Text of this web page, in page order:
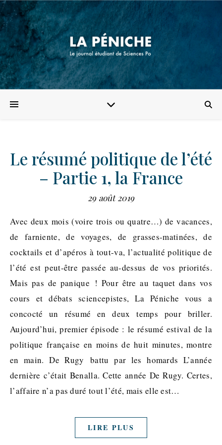
Le résumé politique de l’été
– Partie 1, la France
29 août 2019
Avec deux mois (voire trois ou quatre…) de vacances,
de farniente, de voyages, de grasses-matinées, de
cocktails et d’apéros à tout-va, l’actualité politique de
l’été est peut-être passée au-dessus de vos priorités.
Mais pas de panique ! Pour être au taquet dans vos
cours et débats sciencepistes, La Péniche vous a
concocté un résumé en deux temps pour briller.
Aujourd’hui, premier épisode : le résumé estival de la
politique française en moins de huit minutes, montre
en main. De Rugy battu par les homards L’année
dernière c’était Benalla. Cette année De Rugy. Certes,
l’affaire n’a pas duré tout l’été, mais elle est…
LIRE PLUS